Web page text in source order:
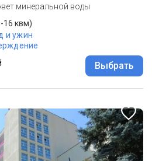
минеральной воды
16 квм)
и ужин
Выбрать